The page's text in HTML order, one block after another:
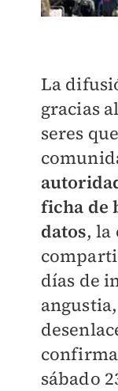
La
gracias
seres
ficha de
datos, la
días de
sábado